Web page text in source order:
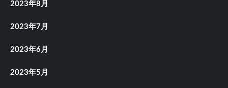
2023年8月
2023年7月
2023年6月
2023年5月